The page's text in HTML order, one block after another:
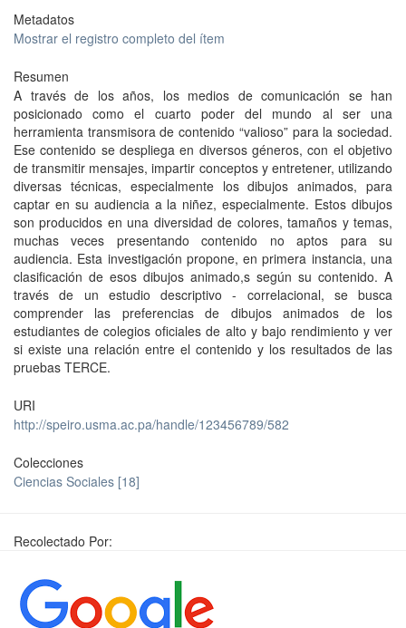
Metadatos
Mostrar el registro completo del ítem
Resumen
A través de los años, los medios de comunicación se han
posicionado como el cuarto poder del mundo al ser una
herramienta transmisora de contenido “valioso” para la sociedad.
Ese contenido se despliega en diversos géneros, con el objetivo
de transmitir mensajes, impartir conceptos y entretener, utilizando
diversas técnicas, especialmente los dibujos animados, para
captar en su audiencia a la niñez, especialmente. Estos dibujos
son producidos en una diversidad de colores, tamaños y temas,
muchas veces presentando contenido no aptos para su
audiencia. Esta investigación propone, en primera instancia, una
clasificación de esos dibujos animado,s según su contenido. A
través de un estudio descriptivo - correlacional, se busca
comprender las preferencias de dibujos animados de los
estudiantes de colegios oficiales de alto y bajo rendimiento y ver
si existe una relación entre el contenido y los resultados de las
pruebas TERCE.
URI
http://speiro.usma.ac.pa/handle/123456789/582
Colecciones
Ciencias Sociales [18]
Recolectado Por: